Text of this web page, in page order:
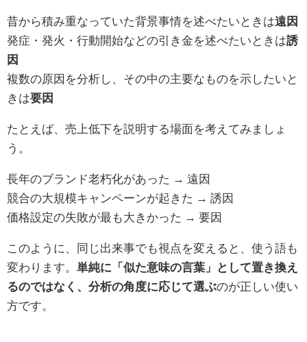
昔から積み重なっていた背景事情を述べたいときは遠因
発症・発火・行動開始などの引き金を述べたいときは誘
因
複数の原因を分析し、その中の主要なものを示したいと
きは要因
たとえば、売上低下を説明する場面を考えてみましょ
う。
長年のブランド老朽化があった → 遠因
競合の大規模キャンペーンが起きた → 誘因
価格設定の失敗が最も大きかった → 要因
このように、同じ出来事でも視点を変えると、使う語も
変わります。 単純に「似た意味の言葉」として置き換え
るのではなく、分析の角度に応じて選ぶのが正しい使い
方です。